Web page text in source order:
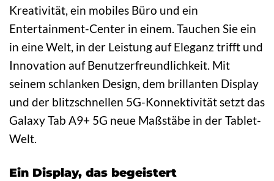
Kreativität, ein mobiles Büro und ein
Entertainment-Center in einem. Tauchen Sie ein
in eine Welt, in der Leistung auf Eleganz trifft und
Innovation auf Benutzerfreundlichkeit. Mit
seinem schlanken Design, dem brillanten Display
und der blitzschnellen 5G-Konnektivität setzt das
Galaxy Tab A9+ 5G neue Maßstäbe in der Tablet-
Welt.
Ein Display, das begeistert